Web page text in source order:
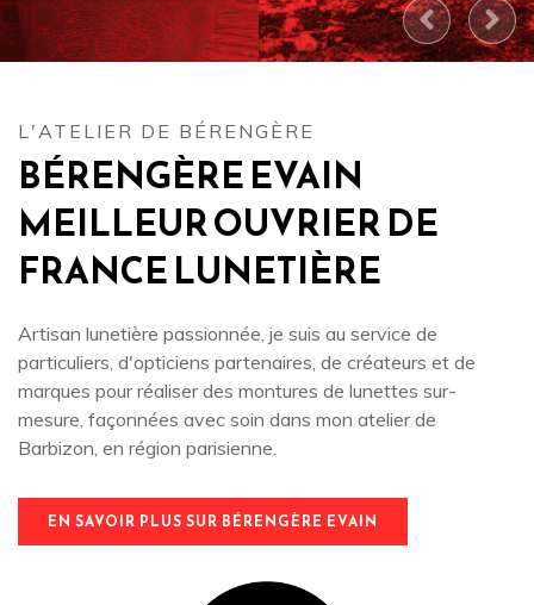
L'ATELIER DE BÉRENGÈRE
BÉRENGÈRE EVAIN
MEILLEUR OUVRIER DE
FRANCE LUNETIÈRE
Artisan lunetière passionnée, je suis au service de
particuliers, d'opticiens partenaires, de créateurs et de
marques pour réaliser des montures de lunettes sur-
mesure, façonnées avec soin dans mon atelier de
Barbizon, en région parisienne.
EN SAVOIR PLUS SUR BÉRENGÈRE EVAIN